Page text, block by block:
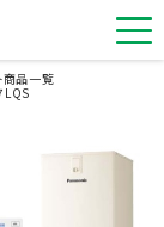
商品一覧